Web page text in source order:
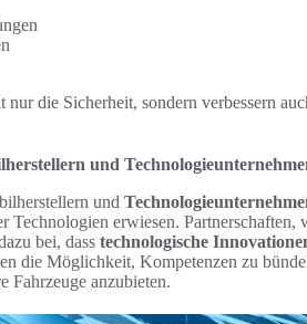
die Sicherheit, sondern verbessern
und
und
Technologien erwiesen.
bei, dass technologische
die Möglichkeit, Kompetenzen zu
Fahrzeuge anzubieten.